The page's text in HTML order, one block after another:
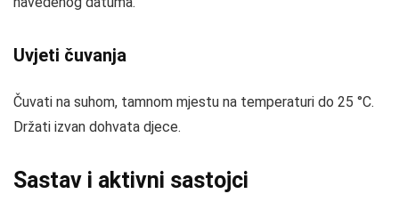
Uvjeti čuvanja
Čuvati na suhom, tamnom mjestu na temperaturi do 25 °C.
Držati izvan dohvata djece.
Sastav i aktivni sastojci